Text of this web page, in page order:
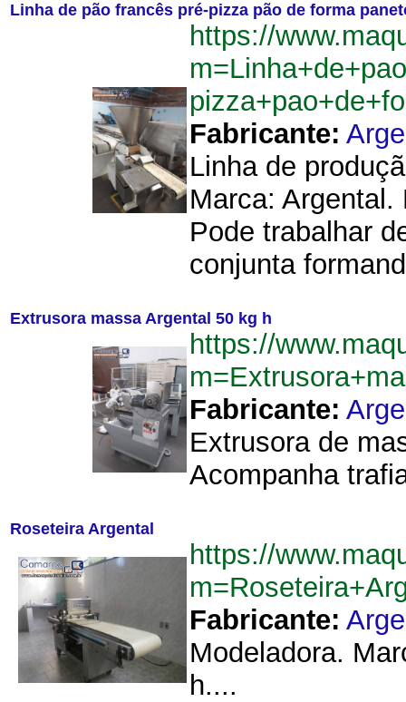
Linha de pão francês pré-pizza pão de forma
https://
Fabricante:
Linha de
Marca:
Pode trabalhar
conjunta
Extrusora massa Argental 50 kg h
https://
Fabricante:
Extrusora de
Acompanha
Roseteira Argental
https://
Fabricante:
Modeladora.
h....